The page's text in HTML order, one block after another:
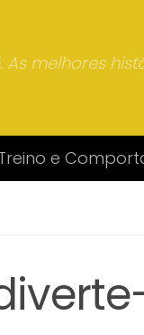
As melhores
e